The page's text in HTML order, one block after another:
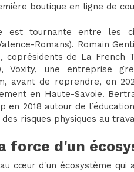
boutique en ligne de
est tournante entre les
Romans). Romain
de La French
une entreprise
avant de reprendre, en
en Haute-Savoie.
2018 autour de
risques physiques au
force d'un
cœur d'un écosystème qui